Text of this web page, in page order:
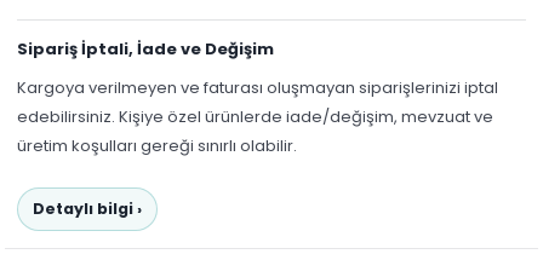
Sipariş İptali, İade ve Değişim
Kargoya verilmeyen ve faturası oluşmayan siparişlerinizi iptal
edebilirsiniz. Kişiye özel ürünlerde iade/değişim, mevzuat ve
üretim koşulları gereği sınırlı olabilir.
Detaylı bilgi ›